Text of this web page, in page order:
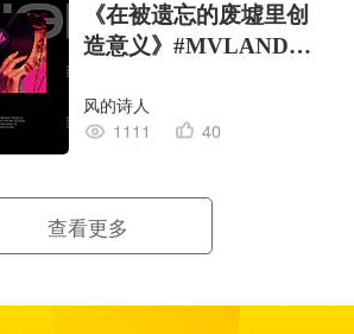
《在被遗忘的废墟里创
造意义》#MVLAND嘻
风的诗人
1111
40
查看更多